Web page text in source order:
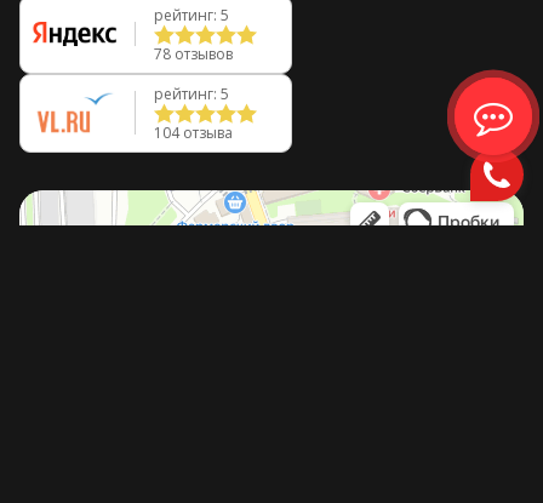
рейтинг: 5
78 отзывов
рейтинг: 5
104 отзыва